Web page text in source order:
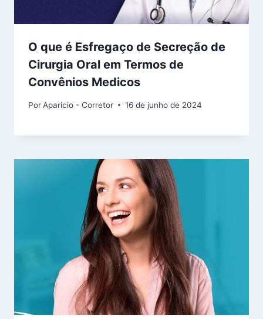
O que é Esfregaço de Secreção de
Cirurgia Oral em Termos de
Convênios Medicos
PorAparicio - Corretor 16 de junho de 2024